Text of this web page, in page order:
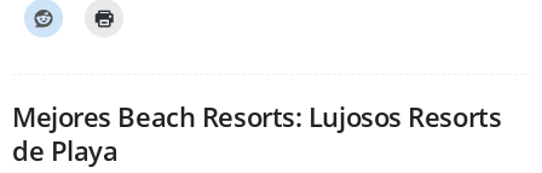
Mejores Beach Resorts: Lujosos Resorts
de Playa